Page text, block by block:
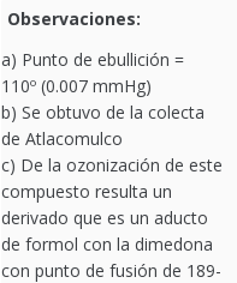
Observaciones:
a) Punto de ebullición =
110º (0.007 mmHg)
b) Se obtuvo de la colecta
de Atlacomulco
c) De la ozonización de este
compuesto resulta un
derivado que es un aducto
de formol con la dimedona
con punto de fusión de 189-